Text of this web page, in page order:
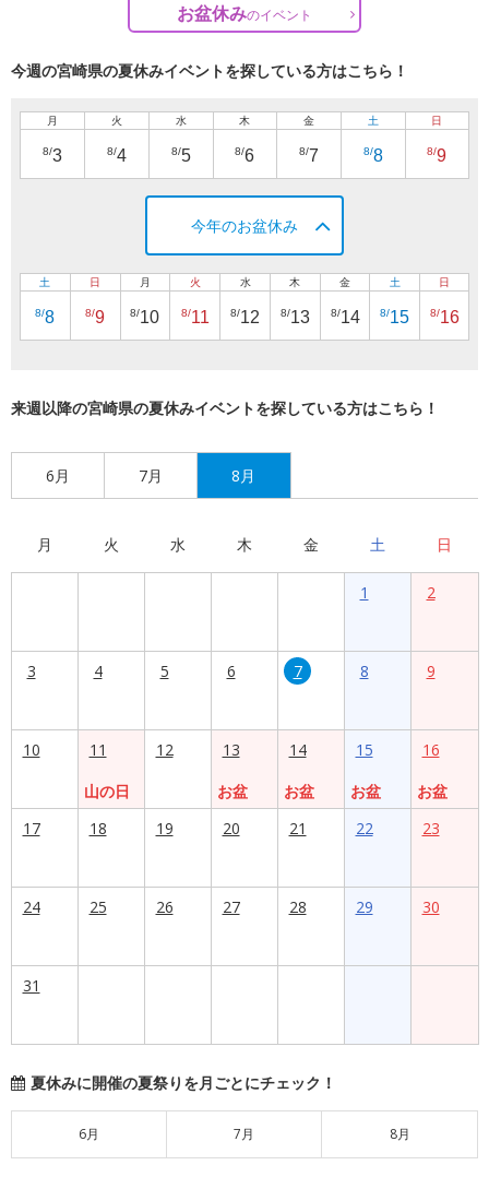
お盆休みのイベント
今週の宮崎県の夏休みイベントを探している方はこちら！
月
8/3
火
8/4
水
8/5
木
8/6
金
8/7
土
8/8
日
8/9
今年のお盆休み
土
8/8
日
8/9
月
8/10
火
8/11
水
8/12
木
8/13
金
8/14
土
8/15
日
8/16
来週以降の宮崎県の夏休みイベントを探している方はこちら！
6月 7月 8月
月 火 水 木 金 土 日
1 2
3 4 5 6 7 8 9
10
11
山の日
12
13
お盆
14
お盆
15
お盆
16
お盆
17
18 19 20 21 22 23
24 25 26 27 28 29 30
31
夏休みに開催の夏祭りを月ごとにチェック！
6月 7月 8月